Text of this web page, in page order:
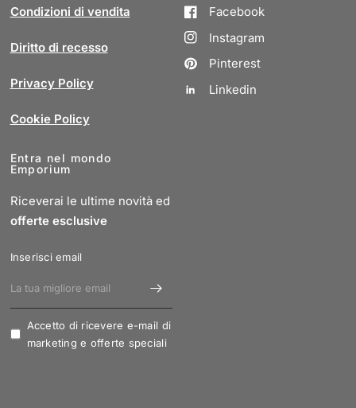
Condizioni di vendita
Diritto di recesso
Privacy Policy
Cookie Policy
Facebook
Instagram
Pinterest
Linkedin
Entra nel mondo
Emporium
Riceverai le ultime novità ed
offerte esclusive
Inserisci email
Accetto di ricevere e-mail di
marketing e offerte speciali